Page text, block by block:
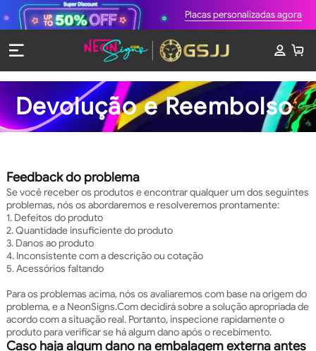
Placas personalizadas agora
Devolução e Reembolso
Feedback do problema
Se você receber os produtos e encontrar qualquer um dos seguintes
problemas, nós os abordaremos e resolveremos prontamente:
1. Defeitos do produto
2. Quantidade insuficiente do produto
3. Danos ao produto
4. Inconsistente com a descrição ou cotação
5. Acessórios faltando
Para os problemas acima, nós os avaliaremos com base na origem do
problema, e a NeonSigns.Com decidirá sobre a solução apropriada de
acordo com a situação real. Portanto, inspecione rapidamente o
produto para verificar se há algum dano após o recebimento.
Caso haja algum dano na embalagem externa antes